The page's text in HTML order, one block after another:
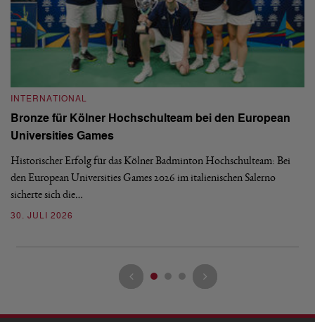
INTERNATIONAL
Bronze für Kölner Hochschulteam bei den European
Universities Games
Historischer Erfolg für das Kölner Badminton Hochschulteam: Bei
den European Universities Games 2026 im italienischen Salerno
sicherte sich die…
30. JULI 2026